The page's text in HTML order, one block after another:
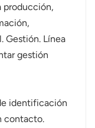
producción,
Gestión. Línea
gestión
identificación
contacto.